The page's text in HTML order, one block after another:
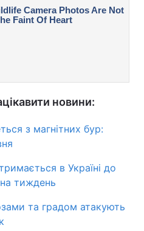
новини:
з магнітних бур:
в Україні до
тиждень
та градом атакують